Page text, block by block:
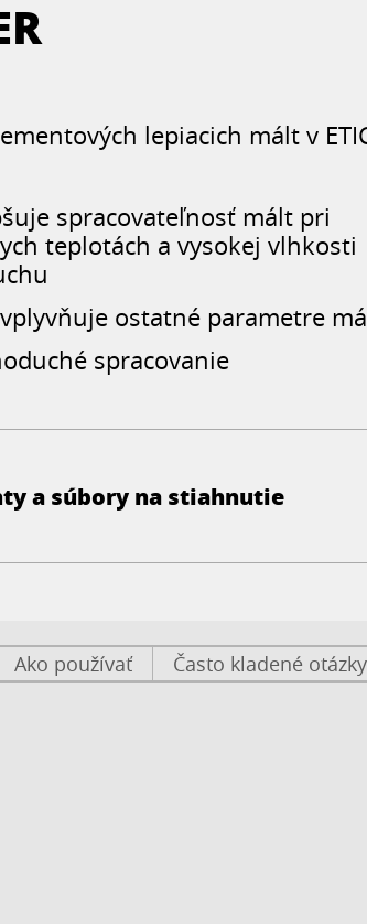
lepiacich mált v
spracovateľnosť mált pri
teplotách a vysokej vlhkosti
ostatné parametre
spracovanie
a súbory na stiahnutie
Ako používať Často kladené otázky